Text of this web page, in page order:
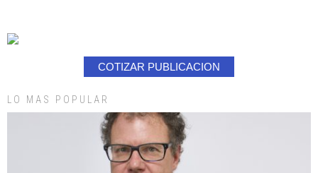
COTIZAR PUBLICACION
LO MAS POPULAR